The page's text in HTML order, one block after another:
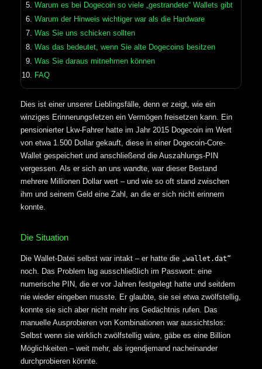
Warum es bei Dogecoin so viele „gestrandete“ Wallets gibt
Warum der Hinweis wichtiger war als die Hardware
Was Sie uns schicken sollten
Was das bedeutet, wenn Sie alte Dogecoins besitzen
Was Sie daraus mitnehmen können
FAQ
Dies ist einer unserer Lieblingsfälle, denn er zeigt, wie ein
winziges Erinnerungsfetzen ein Vermögen freisetzen kann. Ein
pensionierter Lkw-Fahrer hatte im Jahr 2015 Dogecoin im Wert
von etwa 1.500 Dollar gekauft, diese in einer Dogecoin-Core-
Wallet gespeichert und anschließend die Auszahlungs-PIN
vergessen. Als er sich an uns wandte, war dieser Bestand
mehrere Millionen Dollar wert – und wie so oft stand zwischen
ihm und seinem Geld eine Zahl, an die er sich nicht erinnern
konnte.
Die Situation
Die Wallet-Datei selbst war intakt – er hatte die „wallet.dat“
noch. Das Problem lag ausschließlich im Passwort: eine
numerische PIN, die er vor Jahren festgelegt hatte und seitdem
nie wieder eingeben musste. Er glaubte, sie sei etwa zwölfstellig,
konnte sie sich aber nicht mehr ins Gedächtnis rufen. Das
manuelle Ausprobieren von Kombinationen war aussichtslos:
Selbst wenn sie wirklich zwölfstellig wäre, gäbe es eine Billion
Möglichkeiten – weit mehr, als irgendjemand nacheinander
durchprobieren könnte.